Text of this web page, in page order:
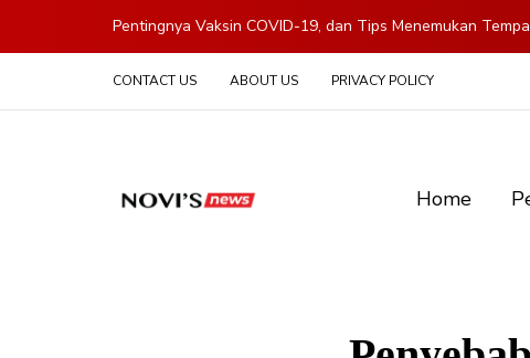
Pentingnya Vaksin COVID-19, dan Tips Menemukan
CONTACT US ABOUT US PRIVACY POLICY
Home